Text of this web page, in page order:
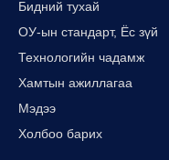
Бидний тухай
ОУ-ын стандарт, Ёс зүй
Технологийн чадамж
Хамтын ажиллагаа
Мэдээ
Холбоо барих